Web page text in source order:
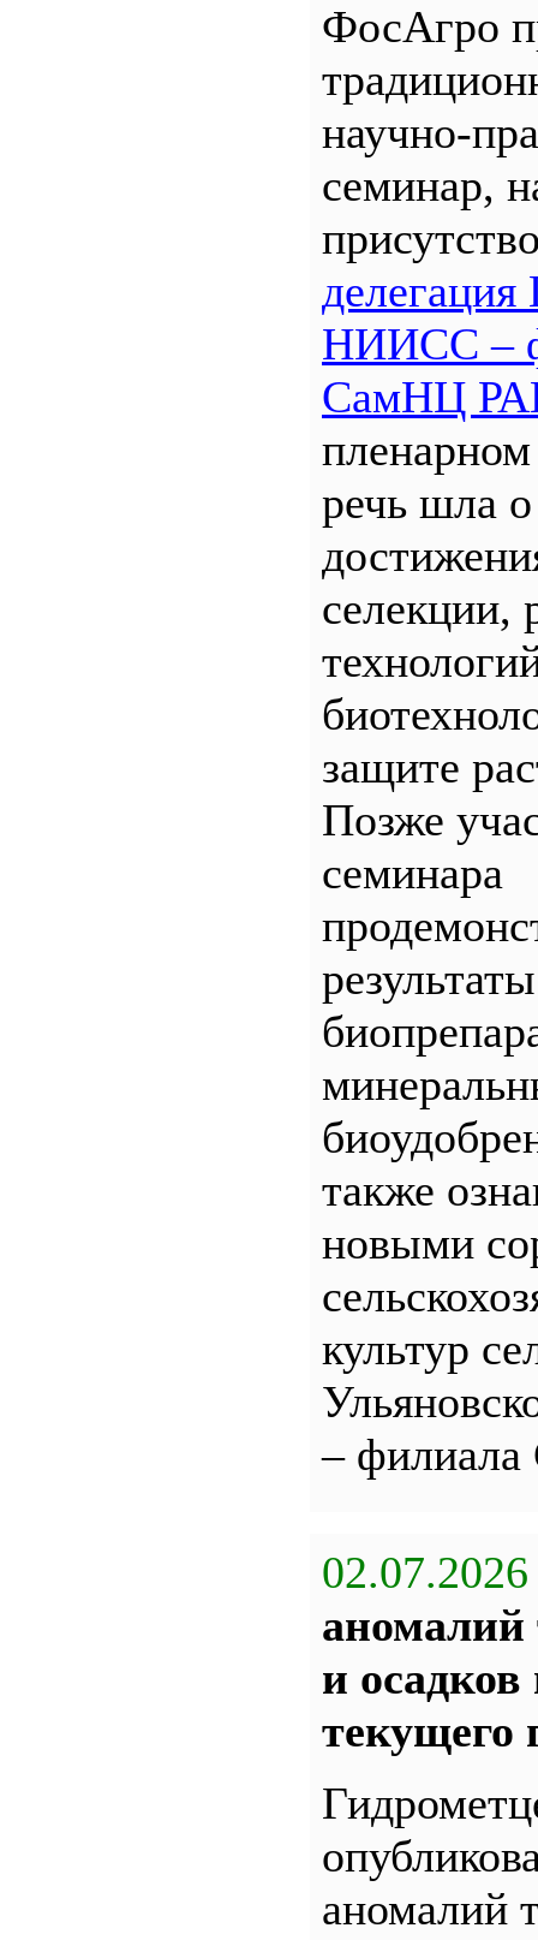
ФосАгро
научно-
семинар,
НИИСС –
СамНЦ
пленарном
речь шла
селекции,
защите
Позже
семинара
также
новыми
культур
–
02.07.2026
аномалий
и
текущего
аномалий